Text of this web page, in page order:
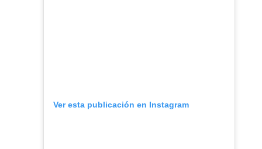
Ver esta publicación en Instagram